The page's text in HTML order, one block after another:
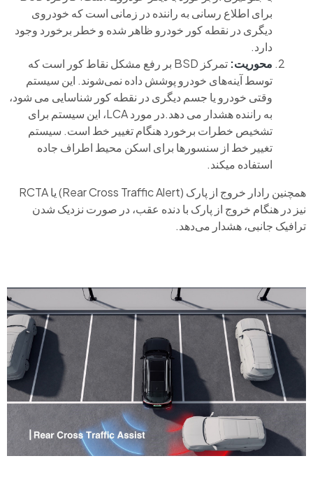
برای اطلاع رسانی به راننده در زمانی است که خودروی
دیگری در نقطه کور خودرو ظاهر شده و خطر برخورد وجود
دارد.
محوریت:
تمرکز BSD بر رفع مشکل نقاط کور است که
توسط آینه‌های خودرو پوشش داده نمی‌شوند. این سیستم
وقتی خودرو یا جسم دیگری در نقطه کور شناسایی می شود،
به راننده هشدار می دهد.در مورد LCA، این سیستم برای
تشخیص خطرات برخورد هنگام تغییر خط است. سیستم
تغییر خط از سنسورها برای اسکن محیط اطراف جاده
استفاده می‍کند.
همچنین رادار خروج از پارک (Rear Cross Traffic Alert) یا RCTA
نیز در هنگام خروج از پارک با دنده عقب، در صورت نزدیک شدن
ترافیک جانبی، هشدار می‌دهد.